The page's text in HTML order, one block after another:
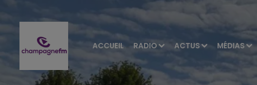
ACCUEIL RADIO ACTUS MÉDIAS